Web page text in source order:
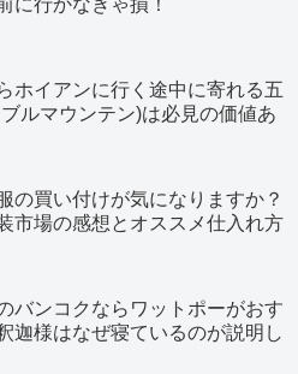
ホイアンに行く途中に寄れる五
ルマウンテン)は必見の価値あ
の買い付けが気になりますか？
市場の感想とオススメ仕入れ方
バンコクならワットポーがおす
迦様はなぜ寝ているのが説明し